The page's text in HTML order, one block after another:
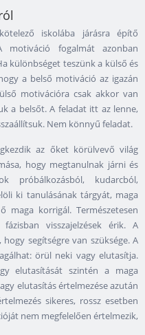
iskolába járásra építő
fogalmát azonban
különbséget teszünk a külső és
a belső motiváció az igazán
motivációra csak akkor van
a belsőt. A feladat itt az lenne,
Nem könnyű feladat.
az őket körülvevő világ
hogy megtanulnak járni és
próbálkozásból, kudarcból,
ki tanulásának tárgyát, maga
korrigál. Természetesen
visszajelzések érik. A
segítségre van szüksége. A
örül neki vagy elutasítja.
elutasítását szintén a maga
elutasítás értelmezése azután
sikeres, rossz esetben
nem megfelelően értelmezik,